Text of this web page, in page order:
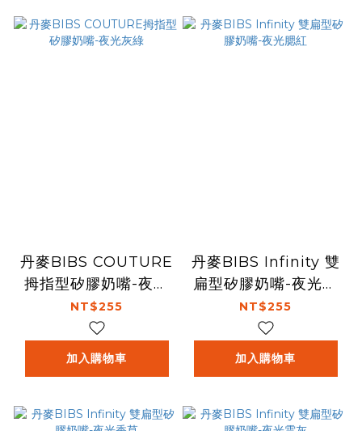
丹麥BIBS COUTURE
拇指型矽膠奶嘴-夜光
灰綠
NT$255
加入購物車
丹麥BIBS Infinity 雙
扁型矽膠奶嘴-夜光腮
紅
NT$255
加入購物車